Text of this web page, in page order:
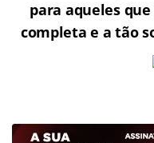
para aqueles
completa e a tão